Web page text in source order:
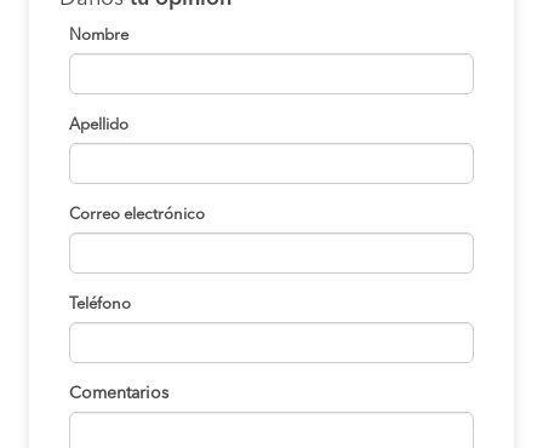
Nombre
Apellido
Correo electrónico
Teléfono
Comentarios